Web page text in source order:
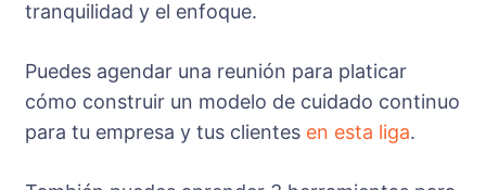
tranquilidad y el enfoque.
Puedes agendar una reunión para platicar
cómo construir un modelo de cuidado continuo
para tu empresa y tus clientes en esta liga.